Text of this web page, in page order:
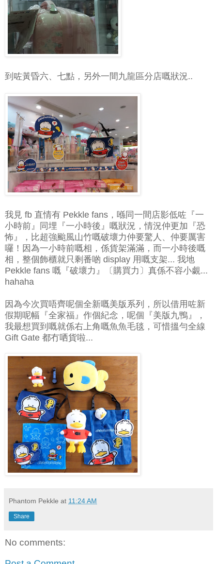
到咗黃昏六、七點，另外一間九龍區分店嘅狀況..
我見 fb 直情有 Pekkle fans，喺同一間店影低咗『一
小時前』同埋『一小時後』嘅狀況，情況仲更加『恐
怖』，比超強颱風山竹嘅破壞力仲要驚人、仲要厲害
囉！因為一小時前嘅相，係貨架滿滿，而一小時後嘅
相，整個飾櫃就只剩番啲 display 用嘅支架... 我地
Pekkle fans 嘅『破壞力』〔購買力〕真係不容小覷...
hahaha
因為今次買唔齊呢個全新嘅美版系列，所以借用咗新
假期呢幅『全家福』作個紀念，呢個『美版九鴨』，
我最想買到嘅就係右上角嘅魚魚毛毯，可惜搵勻全線
Gift Gate 都冇哂貨啦...
Phantom Pekkle at 11:24 AM
Share
No comments: